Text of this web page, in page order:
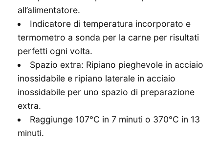
all’alimentatore.
Indicatore di temperatura incorporato e
termometro a sonda per la carne per risultati
perfetti ogni volta.
Spazio extra: Ripiano pieghevole in acciaio
inossidabile e ripiano laterale in acciaio
inossidabile per uno spazio di preparazione
extra.
Raggiunge 107°C in 7 minuti o 370°C in 13
minuti.